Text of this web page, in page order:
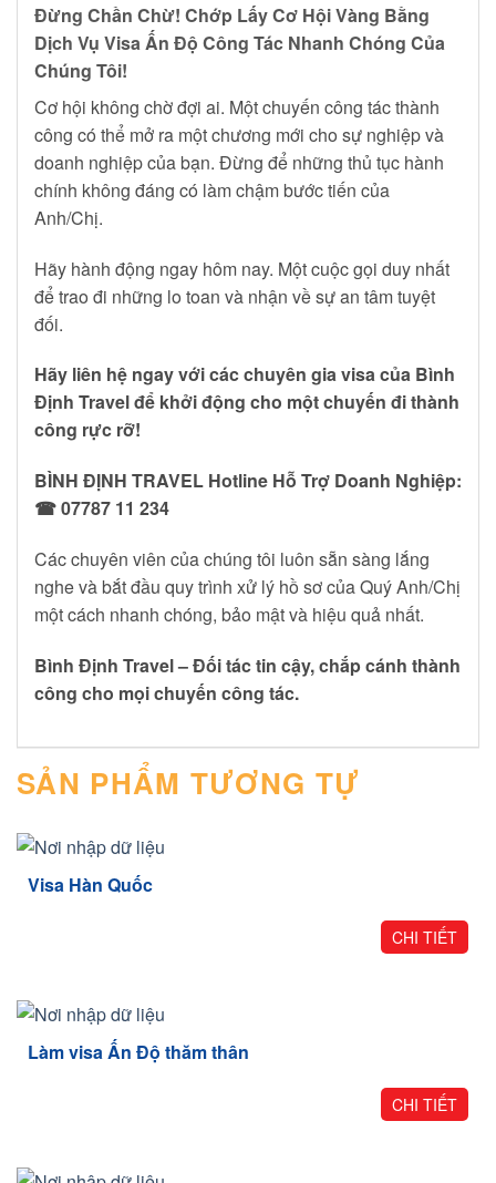
Đừng Chần Chừ! Chớp Lấy Cơ Hội Vàng Bằng
Dịch Vụ Visa Ấn Độ Công Tác Nhanh Chóng Của
Chúng Tôi!
Cơ hội không chờ đợi ai. Một chuyến công tác thành
công có thể mở ra một chương mới cho sự nghiệp và
doanh nghiệp của bạn. Đừng để những thủ tục hành
chính không đáng có làm chậm bước tiến của
Anh/Chị.
Hãy hành động ngay hôm nay. Một cuộc gọi duy nhất
để trao đi những lo toan và nhận về sự an tâm tuyệt
đối.
Hãy liên hệ ngay với các chuyên gia visa của Bình
Định Travel để khởi động cho một chuyến đi thành
công rực rỡ!
BÌNH ĐỊNH TRAVEL Hotline Hỗ Trợ Doanh Nghiệp:
☎ 07787 11 234
Các chuyên viên của chúng tôi luôn sẵn sàng lắng
nghe và bắt đầu quy trình xử lý hồ sơ của Quý Anh/Chị
một cách nhanh chóng, bảo mật và hiệu quả nhất.
Bình Định Travel – Đối tác tin cậy, chắp cánh thành
công cho mọi chuyến công tác.
SẢN PHẨM TƯƠNG TỰ
Visa Hàn Quốc
CHI TIẾT
Làm visa Ấn Độ thăm thân
CHI TIẾT